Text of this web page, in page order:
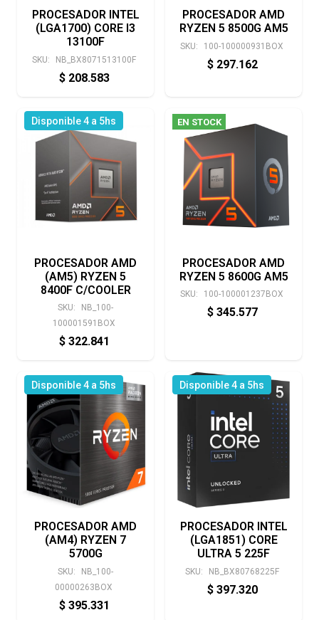
PROCESADOR INTEL
(LGA1700) CORE I3
13100F
SKU: NB_BX8071513100F
$ 208.583
PROCESADOR AMD
RYZEN 5 8500G AM5
SKU: 100-100000931BOX
$ 297.162
Disponible 4 a 5hs
PROCESADOR AMD
(AM5) RYZEN 5
8400F C/COOLER
SKU:
NB_100-
100001591BOX
$ 322.841
EN STOCK
PROCESADOR AMD
RYZEN 5 8600G AM5
SKU: 100-100001237BOX
$ 345.577
Disponible 4 a 5hs
PROCESADOR AMD
(AM4) RYZEN 7
5700G
SKU:
NB_100-
00000263BOX
$ 395.331
Disponible 4 a 5hs
PROCESADOR INTEL
(LGA1851) CORE
ULTRA 5 225F
SKU: NB_BX80768225F
$ 397.320